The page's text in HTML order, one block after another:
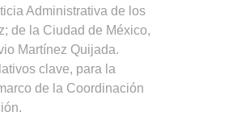
Administrativa de los
de la Ciudad de México,
Martínez Quijada.
clave, para la
de la Coordinación